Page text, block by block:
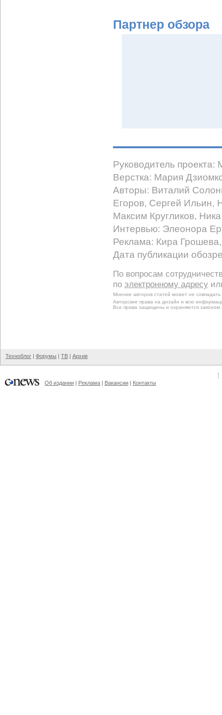
Партнер обзора
Руководитель
Верстка: Мария
Авторы: Виталий
Егоров, Сергей Ильин,
Максим Кругликов,
Интервью: Элеонора
Реклама: Кира
Дата публикации
По вопросам
по электронному адресу
Мнение авторов статей может не
Авторские права на дизайн и всю
Все права защищены и охраняются законом.
Техноблог | Форумы | ТВ | Архив
Об издании | Реклама | Вакансии | Контакты